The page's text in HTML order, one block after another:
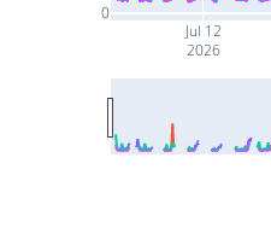
Jul 12
2026
0